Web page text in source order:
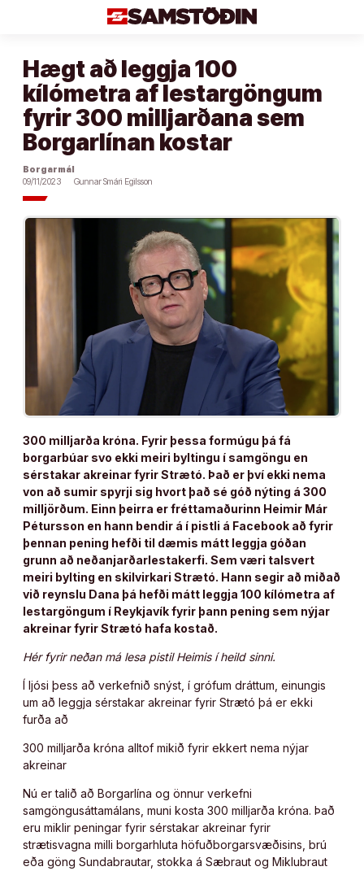
Hægt að leggja 100
kílómetra af lestargöngum
fyrir 300 milljarðana sem
Borgarlínan kostar
Borgarmál
09/11/2023
Gunnar Smári Egilsson
300 milljarða króna. Fyrir þessa formúgu þá fá
borgarbúar svo ekki meiri byltingu í samgöngu en
sérstakar akreinar fyrir Strætó. Það er því ekki nema
von að sumir spyrji sig hvort það sé góð nýting á 300
milljörðum. Einn þeirra er fréttamaðurinn Heimir Már
Pétursson en hann bendir á í pistli á Facebook að fyrir
þennan pening hefði til dæmis mátt leggja góðan
grunn að neðanjarðarlestakerfi. Sem væri talsvert
meiri bylting en skilvirkari Strætó. Hann segir að miðað
við reynslu Dana þá hefði mátt leggja 100 kílómetra af
lestargöngum í Reykjavík fyrir þann pening sem nýjar
akreinar fyrir Strætó hafa kostað.
Hér fyrir neðan má lesa pistil Heimis í heild sinni.
Í ljósi þess að verkefnið snýst, í grófum dráttum, einungis
um að leggja sérstakar akreinar fyrir Strætó þá er ekki
furða að
300 milljarða króna alltof mikið fyrir ekkert nema nýjar
akreinar
Nú er talið að Borgarlína og önnur verkefni
samgöngusáttamálans, muni kosta 300 milljarða króna. Það
eru miklir peningar fyrir sérstakar akreinar fyrir
strætisvagna milli borgarhluta höfuðborgarsvæðisins, brú
eða göng Sundabrautar, stokka á Sæbraut og Miklubraut